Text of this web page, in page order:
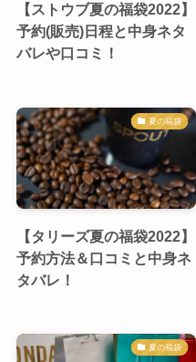
【ストウブ夏の福袋2022】
予約(販売)日程と中身ネタ
バレや口コミ！
夏の福袋
【タリーズ夏の福袋2022】
予約方法＆口コミと中身ネ
タバレ！
夏の福袋